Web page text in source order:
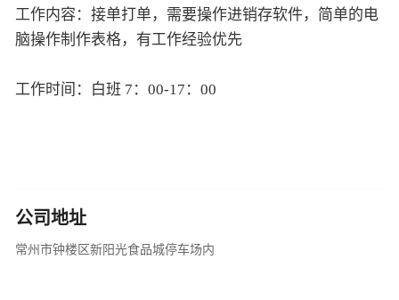
工作内容：接单打单，需要操作进销存软件，简单的电
脑操作制作表格，有工作经验优先
工作时间：白班 7：00-17：00
公司地址
常州市钟楼区新阳光食品城停车场内